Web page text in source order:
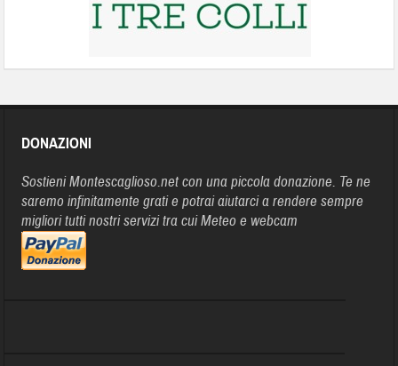
DONAZIONI
Sostieni Montescaglioso.net con una piccola donazione. Te ne
saremo infinitamente grati e potrai aiutarci a rendere sempre
migliori tutti nostri servizi tra cui Meteo e webcam